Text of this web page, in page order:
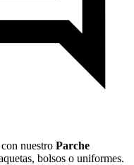
nuestro Parche
bolsos o uniformes.